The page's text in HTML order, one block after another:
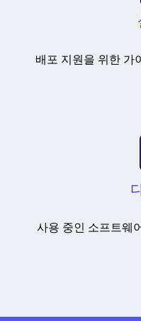
배포 지원을 위한 가
사용 중인 소프트웨